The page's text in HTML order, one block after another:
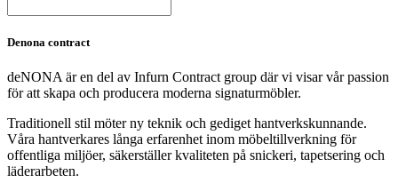
Denona contract
deNONA är en del av Infurn Contract group där vi visar vår passion
för att skapa och producera moderna signaturmöbler.
Traditionell stil möter ny teknik och gediget hantverkskunnande.
Våra hantverkares långa erfarenhet inom möbeltillverkning för
offentliga miljöer, säkerställer kvaliteten på snickeri, tapetsering och
läderarbeten.